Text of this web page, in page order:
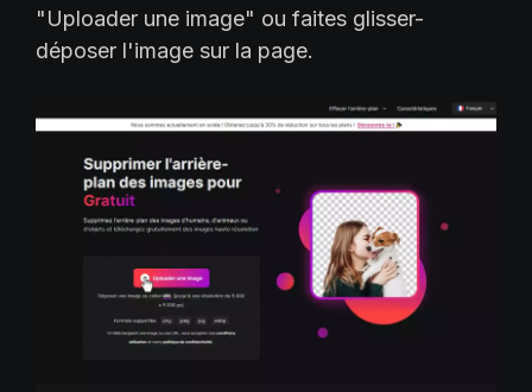
"Uploader une image" ou faites glisser-
déposer l'image sur la page.